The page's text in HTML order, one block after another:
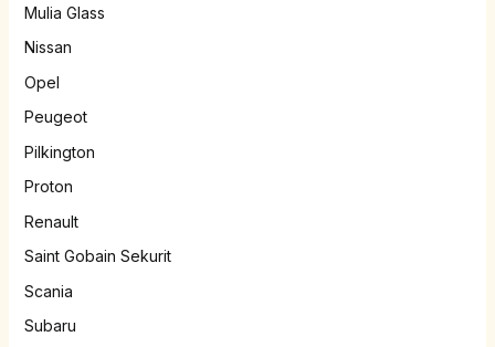
Mulia Glass
Nissan
Opel
Peugeot
Pilkington
Proton
Renault
Saint Gobain Sekurit
Scania
Subaru